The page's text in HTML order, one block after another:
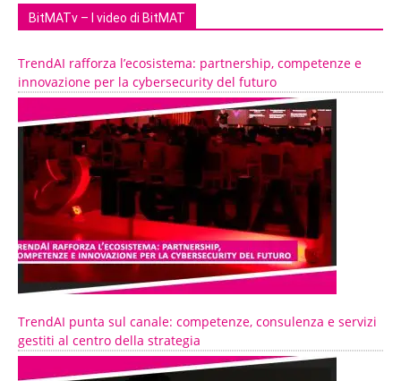
BitMATv – I video di BitMAT
TrendAI rafforza l’ecosistema: partnership, competenze e
innovazione per la cybersecurity del futuro
TrendAI punta sul canale: competenze, consulenza e servizi
gestiti al centro della strategia